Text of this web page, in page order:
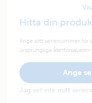
Hitta din
Ange ditt serienummer för
ursprungliga
Ange
Jag vet inte mitt